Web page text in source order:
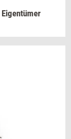
Eigentümer